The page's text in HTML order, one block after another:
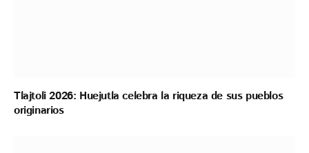
Tlajtoli 2026: Huejutla celebra la riqueza de sus pueblos
originarios